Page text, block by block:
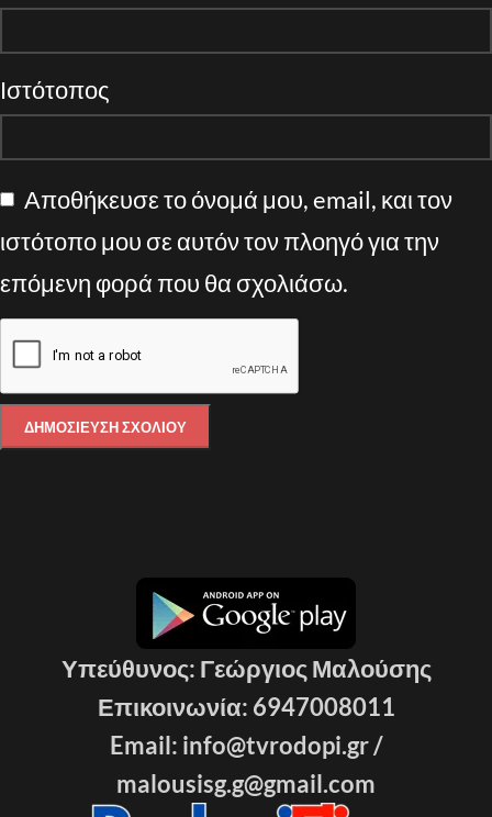
Ιστότοπος
Αποθήκευσε το όνομά μου, email, και τον
ιστότοπο μου σε αυτόν τον πλοηγό για την
επόμενη φορά που θα σχολιάσω.
Υπεύθυνος: Γεώργιος Μαλούσης
Επικοινωνία: 6947008011
Email: info@tvrodopi.gr /
malousisg.g@gmail.com